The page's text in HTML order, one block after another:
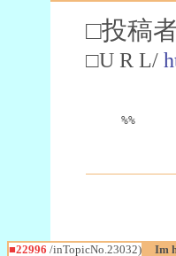
□投稿
□U R L/
%%
■22996 /inTopicNo.23032) Im